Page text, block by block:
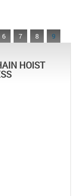
6 7 8 9
HOIST